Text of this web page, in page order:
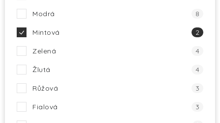
Modrá 8
Mintová 2
Zelená 4
Žlutá 4
Růžová 3
Fialová 3